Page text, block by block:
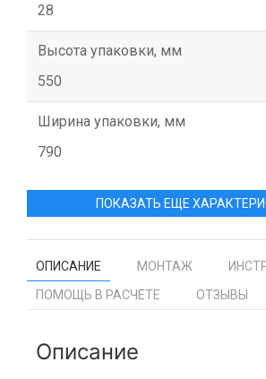
28
Высота упаковки, мм
550
Ширина упаковки, мм
790
ПОКАЗАТЬ ЕЩЕ
ОПИСАНИЕ МОНТАЖ
ПОМОЩЬ В РАСЧЕТЕ
ОТЗЫВЫ
Описание